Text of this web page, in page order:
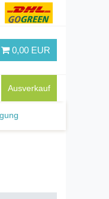
0,00 EUR
Ausverkauf